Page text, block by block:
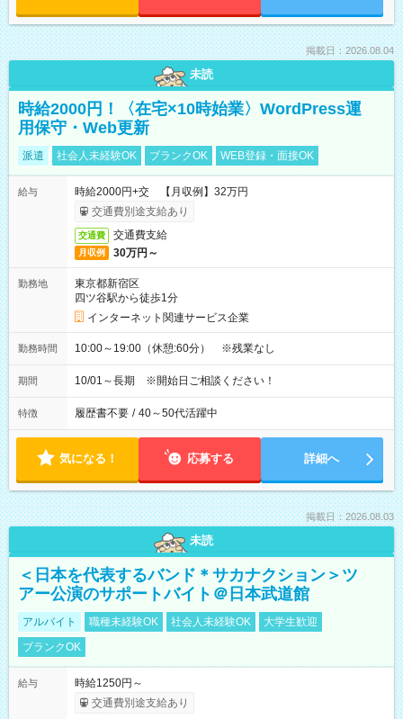
掲載日：2026.08.04
未読
時給2000円！〈在宅×10時始業〉WordPress運
用保守・Web更新
派遣 社会人未経験OK ブランクOK WEB登録・面接OK
給与
時給2000円+交 【月収例】32万円
交通費別途支給あり
交通費 交通費支給
月収例 30万円～
勤務地
東京都新宿区
四ツ谷駅から徒歩1分
インターネット関連サービス企業
勤務時間 10:00～19:00（休憩:60分） ※残業なし
期間 10/01～長期 ※開始日ご相談ください！
特徴 履歴書不要 / 40～50代活躍中
気になる！ 応募する 詳細へ
掲載日：2026.08.03
未読
＜日本を代表するバンド＊サカナクション＞ツ
アー公演のサポートバイト＠日本武道館
アルバイト 職種未経験OK 社会人未経験OK
大学生歓迎
ブランクOK
給与
時給1250円～
交通費別途支給あり